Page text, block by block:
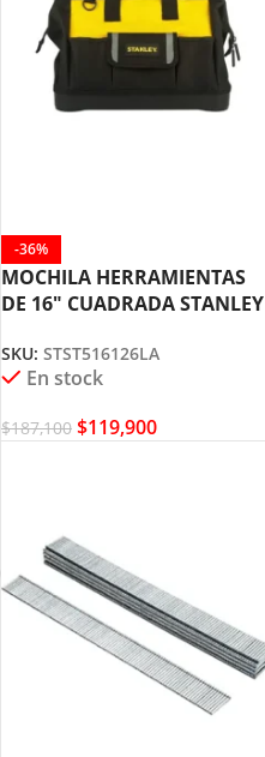
-36%
MOCHILA HERRAMIENTAS
DE 16″ CUADRADA STANLEY
SKU:STST516126LA
En stock
$187,100 $119,900